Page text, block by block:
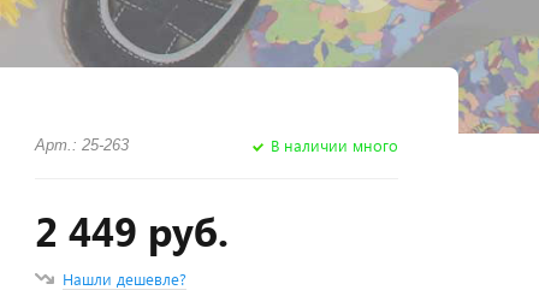
Арт.: 25-263 В наличии много
2 449 руб.
Нашли дешевле?